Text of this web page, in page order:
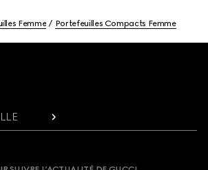
Femme Portefeuilles Compacts Femme